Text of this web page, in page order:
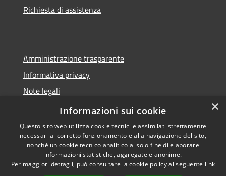
Richiesta di assistenza
Amministrazione trasparente
Informativa privacy
Note legali
Dichiarazione di accessibilità
Accessibilità
Copyright © 2026 • Comune di
Porto San Giorgio • Powered by
×
Informazioni sui cookie
Questo sito web utilizza cookie tecnici e assimilati strettamente
necessari al corretto funzionamento e alla navigazione del sito,
nonché un cookie tecnico analitico al solo fine di elaborare
informazioni statistiche, aggregate e anonime.
Per maggiori dettagli, può consultare la cookie policy al seguente link